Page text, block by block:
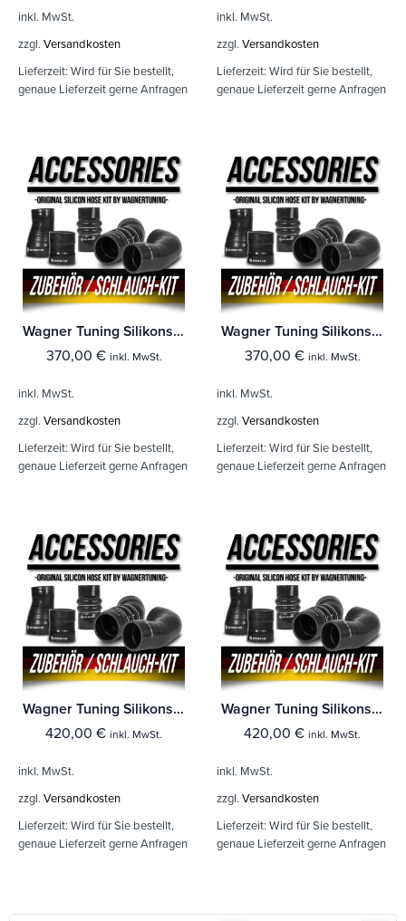
inkl. MwSt.
zzgl. Versandkosten
Lieferzeit: Wird für Sie bestellt,
genaue Lieferzeit gerne Anfragen
inkl. MwSt.
zzgl. Versandkosten
Lieferzeit: Wird für Sie bestellt,
genaue Lieferzeit gerne Anfragen
Wagner Tuning Silikonschlauch Kit BMW E89 Z4 35i
370,00 € inkl. MwSt.
inkl. MwSt.
zzgl. Versandkosten
Lieferzeit: Wird für Sie bestellt,
genaue Lieferzeit gerne Anfragen
Wagner Tuning Silikonschlauch Kit BMW E89 Z4 35i
370,00 € inkl. MwSt.
inkl. MwSt.
zzgl. Versandkosten
Lieferzeit: Wird für Sie bestellt,
genaue Lieferzeit gerne Anfragen
Wagner Tuning Silikonschlauch Kit VAG 1,6 / 2,0 TDI
420,00 € inkl. MwSt.
inkl. MwSt.
zzgl. Versandkosten
Lieferzeit: Wird für Sie bestellt,
genaue Lieferzeit gerne Anfragen
Wagner Tuning Silikonschlauch Kit VAG 1,6 / 2,0 TDI
420,00 € inkl. MwSt.
inkl. MwSt.
zzgl. Versandkosten
Lieferzeit: Wird für Sie bestellt,
genaue Lieferzeit gerne Anfragen